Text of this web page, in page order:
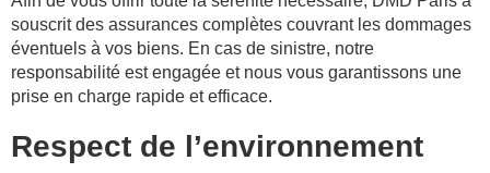
souscrit des assurances complètes couvrant les dommages
éventuels à vos biens. En cas de sinistre, notre
responsabilité est engagée et nous vous garantissons une
prise en charge rapide et efficace.
Respect de l’environnement